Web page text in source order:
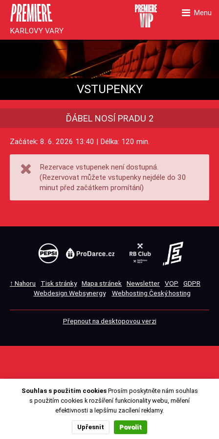
Menu
KARLOVY VARY
VSTUPENKY
ĎÁBEL NOSÍ PRADU 2
Začátek: 8. 6. 2026 13:40 | Délka: 120 min.
Rezervace vstupenek není dostupná.
(Rezervovat můžete vstupenky nejdéle do 30
minut před začátkem promítání)
↑ Nahoru Tisk stránky Mapa stránek Newsletter VOP
GDPR
Webdesign Websynergy
Webhosting Český hosting
Přepnout na desktopovou verzi
Souhlas s použitím cookiesProsím poskytněte nám souhlas
s použitím cookies k rozšíření funkcionality webu, měření
efektivnosti a lepšímu zacílení reklamy.
Upřesnit Povolit